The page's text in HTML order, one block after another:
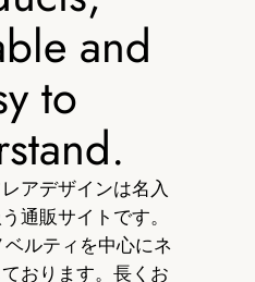
and
to
アデザインは名入
通販サイトです。
ルティを中心にネ
おります。長くお